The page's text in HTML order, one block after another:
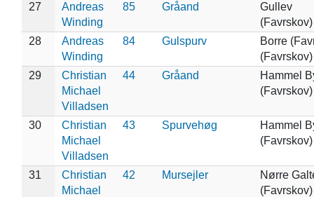
27
Andreas
Winding
85 Gråand
Gullev
(Favrskov)
28
Andreas
Winding
84 Gulspurv
Borre
(Favrskov)
29
Christian
Michael
Villadsen
44 Gråand
Hammel
(Favrskov)
30
Christian
Michael
Villadsen
43 Spurvehøg
Hammel
(Favrskov)
31
Christian
Michael
42 Mursejler
Nørre
(Favrskov)